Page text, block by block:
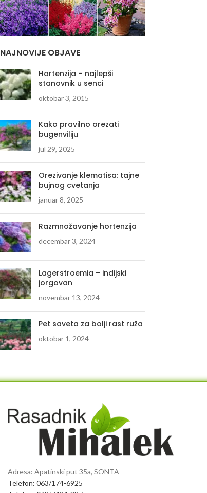
NAJNOVIJE OBJAVE
Hortenzija – najlepši
stanovnik u senci
oktobar 3, 2015
Kako pravilno orezati
bugenviliju
jul 29, 2025
Orezivanje klematisa: tajne
bujnog cvetanja
januar 8, 2025
Razmnožavanje hortenzija
decembar 3, 2024
Lagerstroemia – indijski
jorgovan
novembar 13, 2024
Pet saveta za bolji rast ruža
oktobar 1, 2024
Adresa: Apatinski put 35a, SONTA
Telefon: 063/174-6925